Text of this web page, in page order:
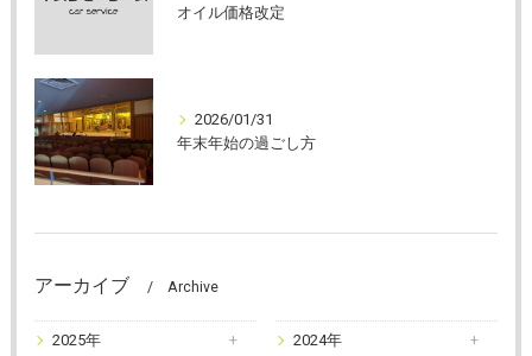
オイル価格改定
2026/01/31
年末年始の過ごし方
アーカイブ Archive
2025年 2024年